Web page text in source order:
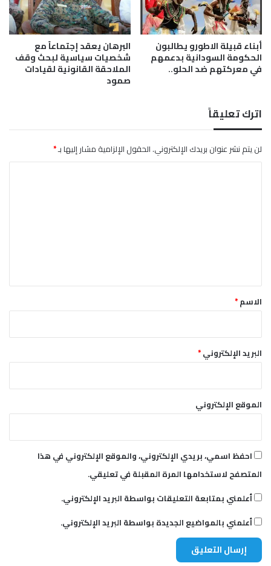
م
ش
ي
ة
ق
ل
أبناء قبيلة الاطورو يطالبون
الحكومة السودانية بدعمهم
في معركتهم ضد الحلو..
البرهان يعقد إجتماعاً مع
شخصيات سياسية لبحث وقف
الملاحقة القانونية لقيادات
صمود
اترك تعليقاً
لن يتم نشر عنوان بريدك الإلكتروني.الحقول الإلزامية مشار إليها بـ*
*الاسم*
البريد الإلكتروني*
الموقع الإلكتروني
احفظ اسمي، بريدي الإلكتروني، والموقع الإلكتروني في هذا
المتصفح لاستخدامها المرة المقبلة في تعليقي.
أعلمني بمتابعة التعليقات بواسطة البريد الإلكتروني.
أعلمني بالمواضيع الجديدة بواسطة البريد الإلكتروني.